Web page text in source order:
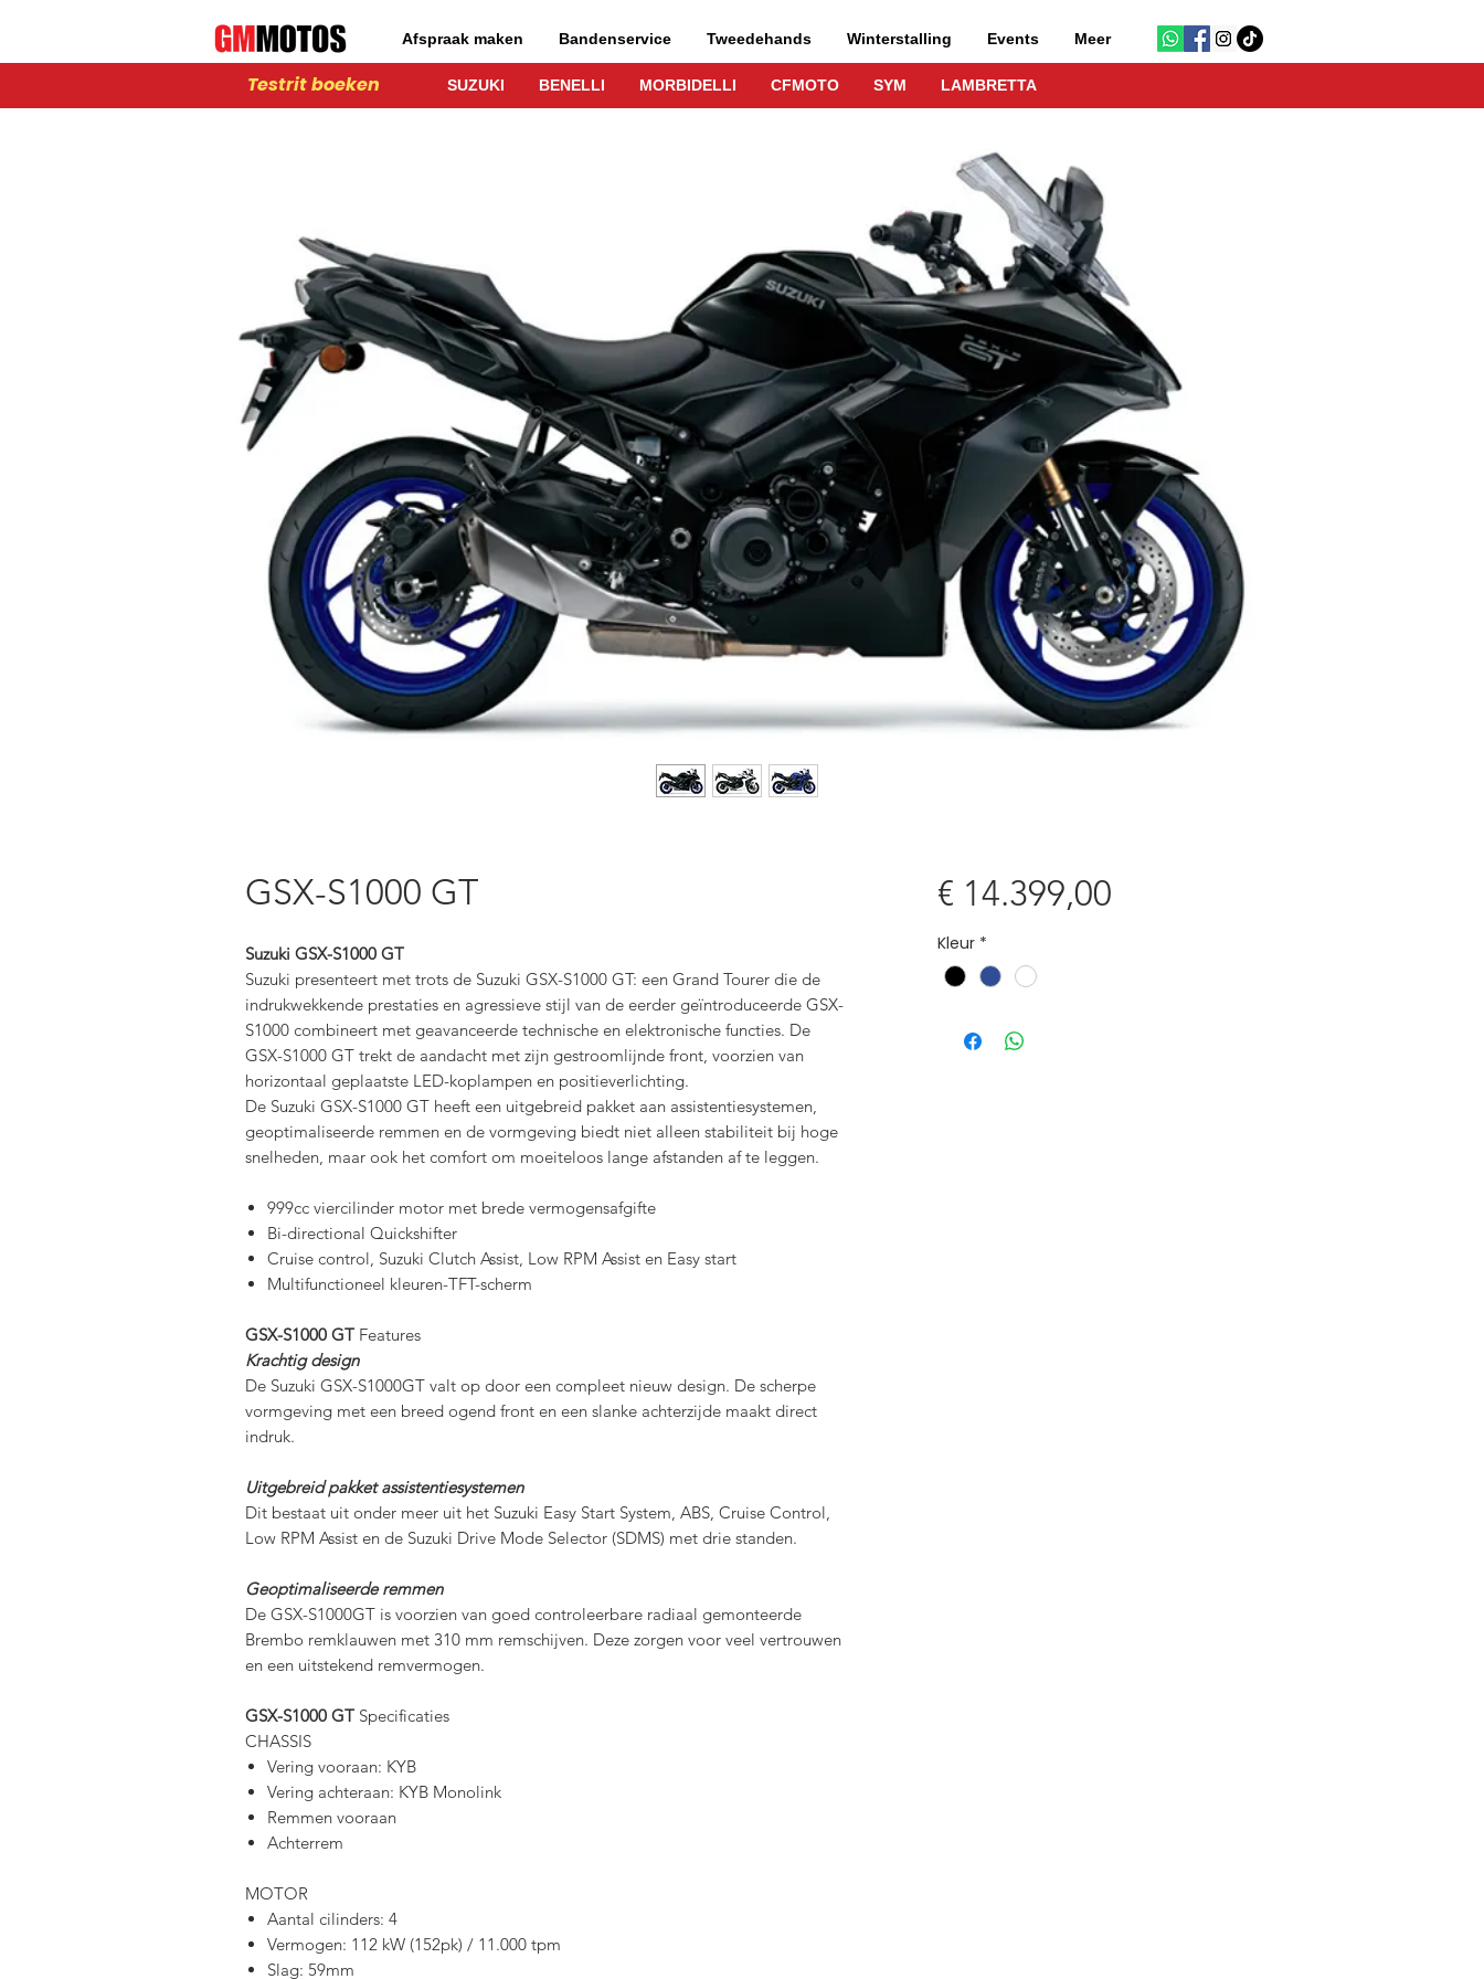
Afspraak maken Bandenservice Tweedehands Winterstalling Events Meer
Testrit boeken SUZUKI BENELLI MORBIDELLI CFMOTO SYM LAMBRETTA
GSX-S1000 GT
Suzuki GSX-S1000 GT
Suzuki presenteert met trots de Suzuki GSX-S1000 GT: een Grand Tourer die de
indrukwekkende prestaties en agressieve stijl van de eerder geïntroduceerde GSX-
S1000 combineert met geavanceerde technische en elektronische functies. De
GSX-S1000 GT trekt de aandacht met zijn gestroomlijnde front, voorzien van
horizontaal geplaatste LED-koplampen en positieverlichting.
De Suzuki GSX-S1000 GT heeft een uitgebreid pakket aan assistentiesystemen,
geoptimaliseerde remmen en de vormgeving biedt niet alleen stabiliteit bij hoge
snelheden, maar ook het comfort om moeiteloos lange afstanden af te leggen.
999cc viercilinder motor met brede vermogensafgifte
Bi-directional Quickshifter
Cruise control, Suzuki Clutch Assist, Low RPM Assist en Easy start
Multifunctioneel kleuren-TFT-scherm
GSX-S1000 GT Features
Krachtig design
De Suzuki GSX-S1000GT valt op door een compleet nieuw design. De scherpe
vormgeving met een breed ogend front en een slanke achterzijde maakt direct
indruk.
Uitgebreid pakket assistentiesystemen
Dit bestaat uit onder meer uit het Suzuki Easy Start System, ABS, Cruise Control,
Low RPM Assist en de Suzuki Drive Mode Selector (SDMS) met drie standen.
Geoptimaliseerde remmen
De GSX-S1000GT is voorzien van goed controleerbare radiaal gemonteerde
Brembo remklauwen met 310 mm remschijven. Deze zorgen voor veel vertrouwen
en een uitstekend remvermogen.
GSX-S1000 GT Specificaties
CHASSIS
Vering vooraan: KYB
Vering achteraan: KYB Monolink
Remmen vooraan
Achterrem
MOTOR
Aantal cilinders: 4
Vermogen: 112 kW (152pk) / 11.000 tpm
Slag: 59mm
€ 14.399,00Prijs
Kleur *